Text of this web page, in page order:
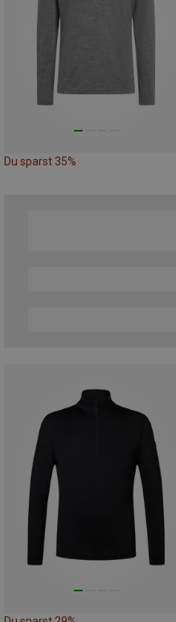
Du sparst 35%